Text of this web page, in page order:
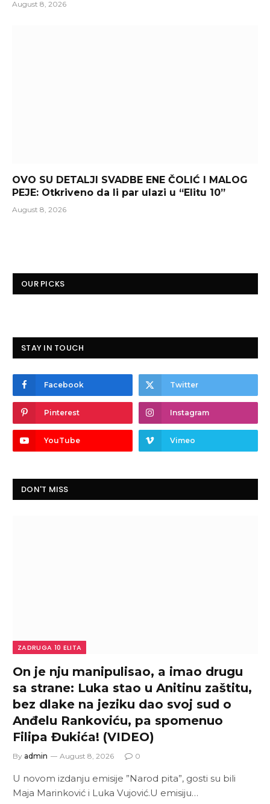
August 8, 2026
OVO SU DETALJI SVADBE ENE ČOLIĆ I MALOG
PEJE: Otkriveno da li par ulazi u “Elitu 10”
August 8, 2026
OUR PICKS
STAY IN TOUCH
Facebook Twitter
Pinterest Instagram
YouTube Vimeo
DON'T MISS
ZADRUGA 10 ELITA
On je nju manipulisao, a imao drugu
sa strane: Luka stao u Anitinu zaštitu,
bez dlake na jeziku dao svoj sud o
Anđelu Rankoviću, pa spomenuo
Filipa Đukića! (VIDEO)
By admin August 8, 2026 0
U novom izdanju emisije ”Narod pita”, gosti su bili
Maja Marinković i Luka Vujović.U emisiju…